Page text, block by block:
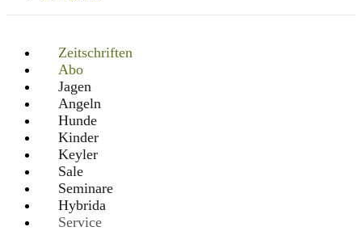
Zeitschriften
Abo
Jagen
Angeln
Hunde
Kinder
Keyler
Sale
Seminare
Hybrida
Service